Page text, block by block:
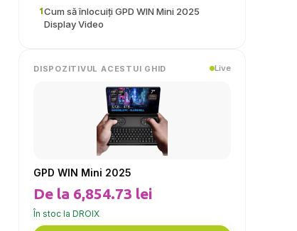
1Cum să înlocuiți GPD WIN Mini 2025
Display Video
DISPOZITIVUL ACESTUI GHID Live
GPD WIN Mini 2025
De la 6,854.73 lei
În stoc la DROIX